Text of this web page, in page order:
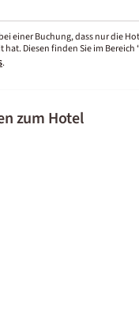
einer Buchung, dass nur die
Diesen finden Sie im Bereich
.
zum Hotel